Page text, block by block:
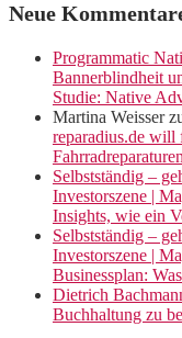
Neue
Programmatic
Bannerblindheit
Studie: Native
Martina Weisser
reparadius.de will
Selbstständig –
Investorszene |
Insights, wie ein
Selbstständig –
Investorszene |
Businessplan:
Dietrich
Buchhaltung zu